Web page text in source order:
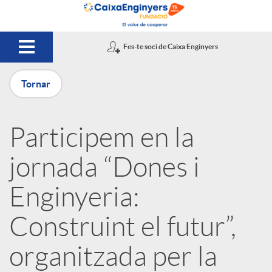
Fes-te soci de Caixa Enginyers
u
b
l
Tornar
Participem en la
jornada “Dones i
Enginyeria:
Construint el futur”,
organitzada per la